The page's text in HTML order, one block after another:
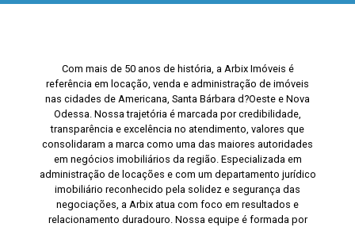
Com mais de 50 anos de história, a Arbix Imóveis é
referência em locação, venda e administração de imóveis
nas cidades de Americana, Santa Bárbara d?Oeste e Nova
Odessa. Nossa trajetória é marcada por credibilidade,
transparência e excelência no atendimento, valores que
consolidaram a marca como uma das maiores autoridades
em negócios imobiliários da região. Especializada em
administração de locações e com um departamento jurídico
imobiliário reconhecido pela solidez e segurança das
negociações, a Arbix atua com foco em resultados e
relacionamento duradouro. Nossa equipe é formada por